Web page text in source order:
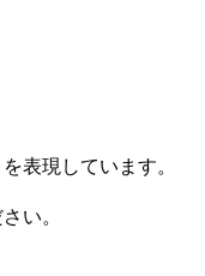
表現しています。
い。